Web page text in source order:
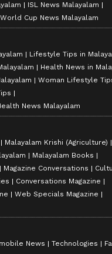
ISL News Malayalam
World Cup News Malayalam
Lifestyle Tips in
Health News in
Woman Lifestyle
News Malayalam
Malayalam Krishi (Agriculture)
Malayalam Books
Magazine Conversations
Conversations Magazine
Web Specials Magazine
News Technologies